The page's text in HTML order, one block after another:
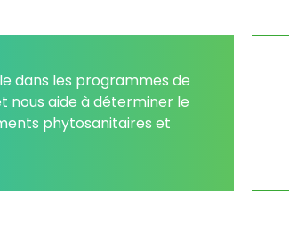
dans les programmes de
nous aide à déterminer le
phytosanitaires et